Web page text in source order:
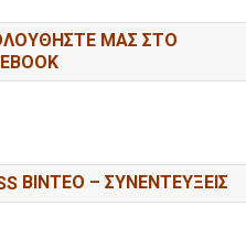
ΜΑΣ ΣΤΟ
ΒΙΝΤΕΟ – ΣΥΝΕΝΤΕΥΞΕΙΣ